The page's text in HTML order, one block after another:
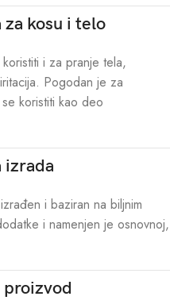
kosu i telo
i za pranje tela,
Pogodan je za
koristiti kao deo
izrada
i baziran na biljnim
i namenjen je osnovnoj,